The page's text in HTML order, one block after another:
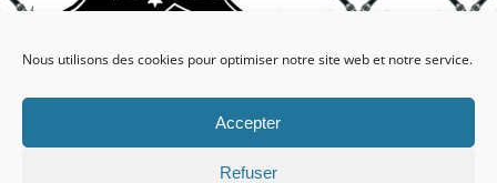
Nous utilisons des cookies pour optimiser notre site web et notre service.
Accepter
Refuser